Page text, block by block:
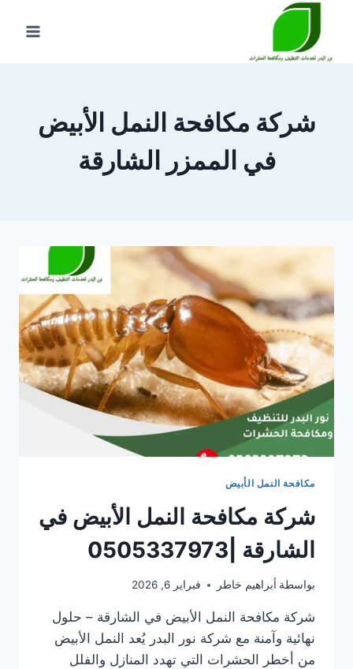
المحتوى
شركة مكافحة النمل الأبيض
في الممزر الشارقة
مكافحة النمل الأبيض
شركة مكافحة النمل الأبيض في
الشارقة |0505337973
بواسطة أبراهيم خاطر فبراير 6, 2026
شركة مكافحة النمل الأبيض في الشارقة – حلول
نهائية وآمنة مع شركة نور البدر يُعد النمل الأبيض
من أخطر الحشرات التي تهدد المنازل والفلل